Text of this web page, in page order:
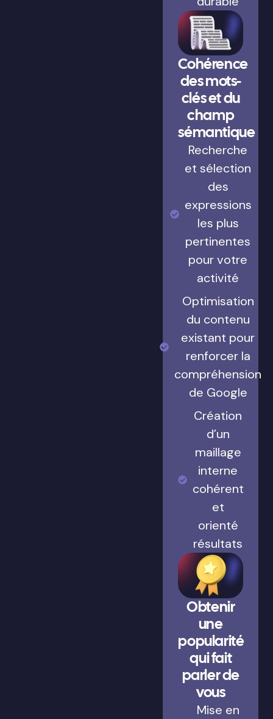
Cohérence
des mots-
clés et du
champ
sémantique
Recherche
et sélection
des
expressions
les plus
pertinentes
pour votre
activité
Optimisation
du contenu
existant pour
renforcer la
compréhension
de Google
Création
d’un
maillage
interne
cohérent
et
orienté
résultats
Obtenir
une
popularité
qui fait
parler de
vous
Mise en